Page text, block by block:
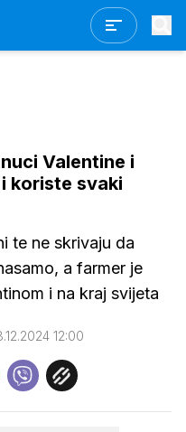
Valentine i
koriste svaki
te ne skrivaju da
a farmer je
i na kraj svijeta
12:00